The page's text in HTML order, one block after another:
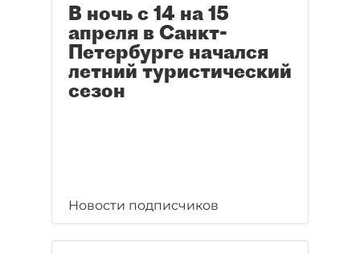
В ночь с 14 на 15
апреля в Санкт-
Петербурге начался
летний туристический
сезон
Новости подписчиков